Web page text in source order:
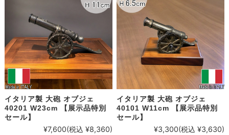
イタリア製 大砲 オブジェ
40201 W23cm 【展示品特別
セール】
¥7,600(税込 ¥8,360)
イタリア製 大砲 オブジェ
40101 W11cm 【展示品特別
セール】
¥3,300(税込 ¥3,630)